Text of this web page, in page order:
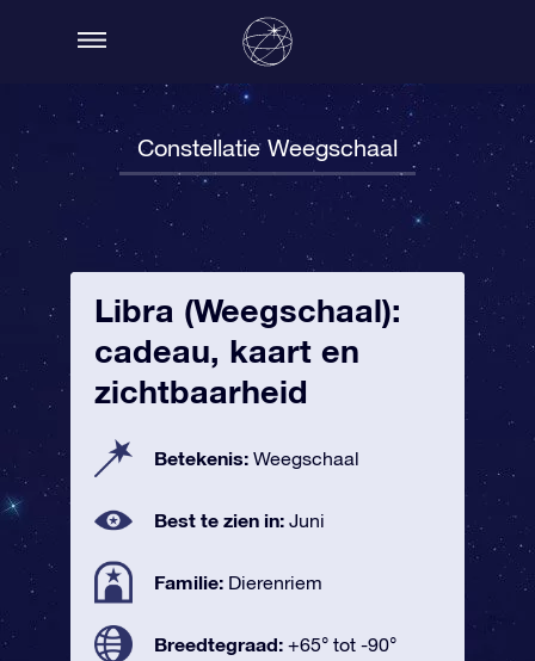
Constellatie Weegschaal
Libra (Weegschaal):
cadeau, kaart en
zichtbaarheid
Betekenis: Weegschaal
Best te zien in: Juni
Familie: Dierenriem
Breedtegraad: +65° tot -90°